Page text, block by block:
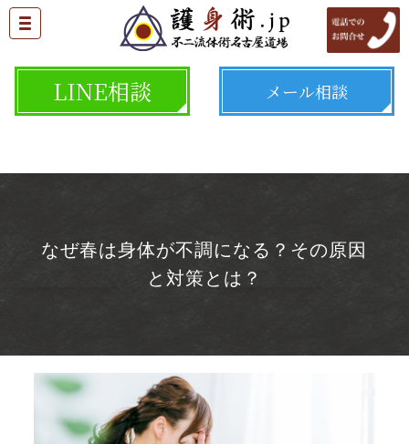
LINE相談 メール相談
なぜ春は身体が不調になる？その原因
と対策とは？